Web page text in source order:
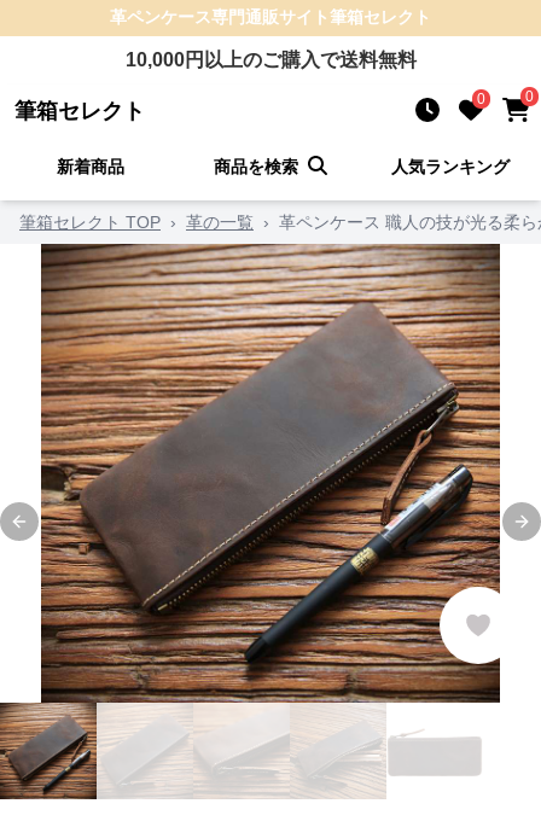
革ペンケース専門通販サイト筆箱セレクト
10,000円以上のご購入で送料無料
筆箱セレクト 0 0
新着商品 商品を検索 人気ランキング
筆箱セレクト TOP › 革の一覧 › 革ペンケース 職人の技が光る柔
Previous slide